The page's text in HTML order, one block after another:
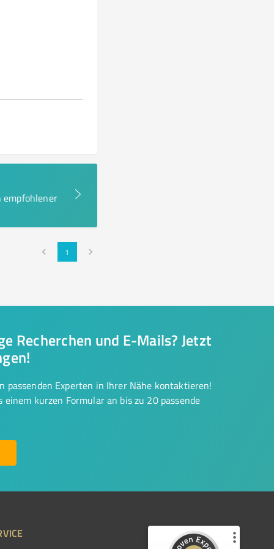
empfohlener
1
Recherchen und E-Mails? Jetzt
passenden Experten in Ihrer Nähe kontaktieren!
kurzen Formular an bis zu 20 passende